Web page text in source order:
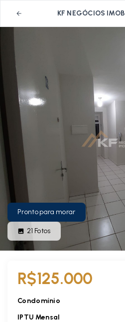
KF NEGÓCIOS
Pronto para morar
21 Fotos
R$125.000
Condomínio
IPTU Mensal